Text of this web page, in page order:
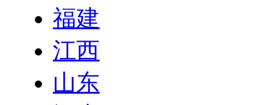
福建
江西
山东